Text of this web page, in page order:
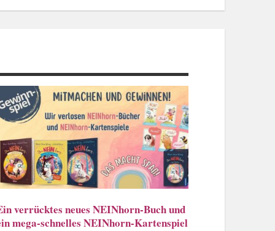
verrücktes neues NEINhorn-Buch und
mega-schnelles NEINhorn-Kartenspiel